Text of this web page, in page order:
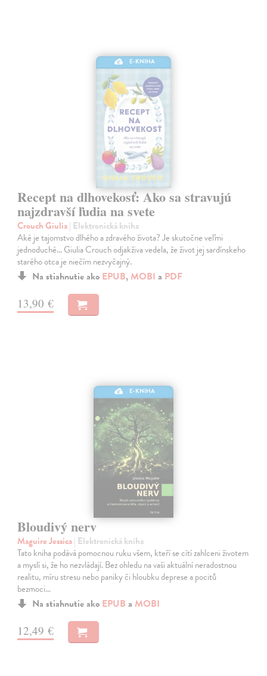
E-KNIHA
Recept na dlhovekosť: Ako sa stravujú
najzdravší ľudia na svete
Crouch Giulia| Elektronická kniha
Aké je tajomstvo dlhého a zdravého života? Je skutočne veľmi
jednoduché... Giulia Crouch odjakživa vedela, že život jej sardínskeho
starého otca je niečím nezvyčajný.
Na stiahnutie ako EPUB, MOBI a PDF
13,90 €
E-KNIHA
Bloudivý nerv
Maguire Jessica| Elektronická kniha
Tato kniha podává pomocnou ruku všem, kteří se cítí zahlceni životem
a myslí si, že ho nezvládají. Bez ohledu na vaši aktuální neradostnou
realitu, míru stresu nebo paniky či hloubku deprese a pocitů
bezmoci…
Na stiahnutie ako EPUB a MOBI
12,49 €